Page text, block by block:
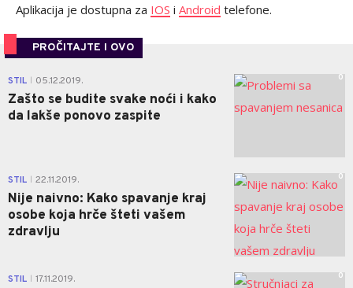
Aplikacija je dostupna za IOS i Android telefone.
PROČITAJTE I OVO
STIL 05.12.2019.
Zašto se budite svake noći i kako
da lakše ponovo zaspite
0
STIL 22.11.2019.
Nije naivno: Kako spavanje kraj
osobe koja hrče šteti vašem
zdravlju
0
STIL 17.11.2019. 0